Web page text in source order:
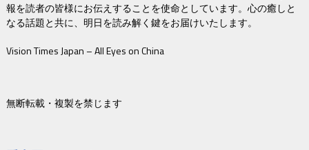
報を読者の皆様にお伝えすることを使命としています。心の癒しと
なる話題と共に、明日を読み解く鍵をお届けいたします。
Vision Times Japan – All Eyes on China
無断転載・複製を禁じます